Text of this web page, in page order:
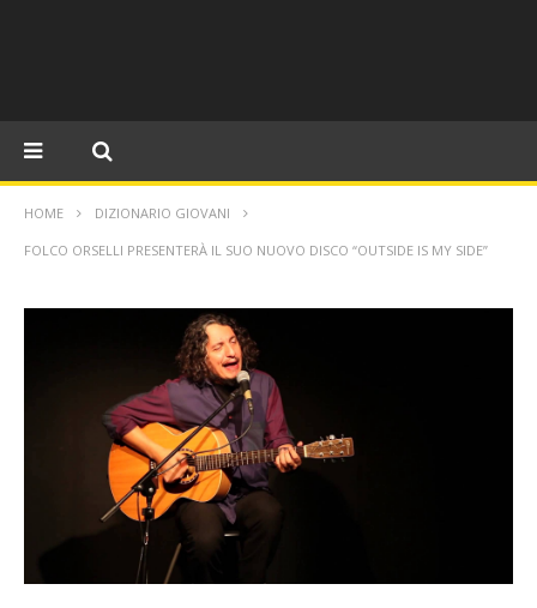
HOME DIZIONARIO GIOVANI
FOLCO ORSELLI PRESENTERÀ IL SUO NUOVO DISCO “OUTSIDE IS MY SIDE”